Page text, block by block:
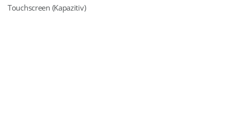
Touchscreen (Kapazitiv)